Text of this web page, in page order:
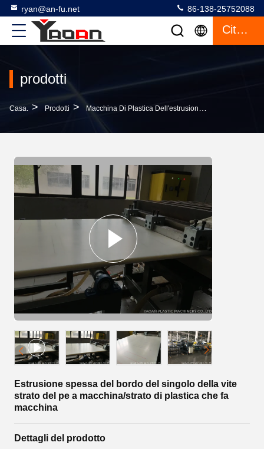
ryan@an-fu.net 86-138-25752088
Citazione
prodotti
Casa. > Prodotti > Macchina Di Plastica Dell'estrusione Dello Strato
Estrusione spessa del bordo del singolo della vite
strato del pe a macchina/strato di plastica che fa
macchina
Dettagli del prodotto